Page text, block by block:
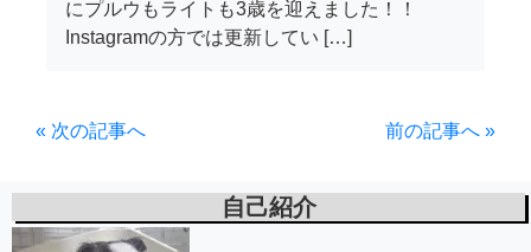
にプルウもライトも3歳を迎えました！！
Instagramの方では更新してい […]
前の記事へ »
« 次の記事へ
自己紹介